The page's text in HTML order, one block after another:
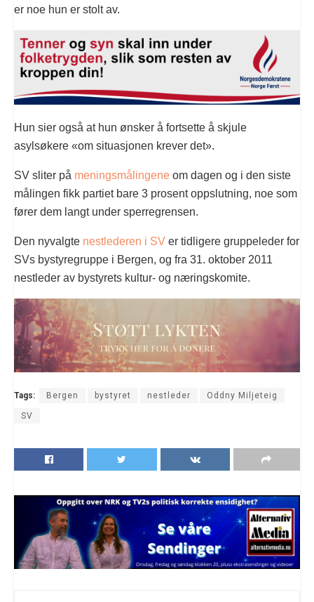
er noe hun er stolt av.
Hun sier også at hun ønsker å fortsette å skjule
asylsøkere «om situasjonen krever det».
SV sliter på meningsmålingene om dagen og i den siste
målingen fikk partiet bare 3 prosent oppslutning, noe som
fører dem langt under sperregrensen.
Den nyvalgte nestlederen i SV er tidligere gruppeleder for
SVs bystyregruppe i Bergen, og fra 31. oktober 2011
nestleder av bystyrets kultur- og næringskomite.
Tags: Bergen bystyret nestleder Oddny Miljeteig
SV